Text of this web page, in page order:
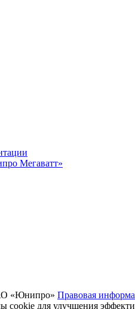
Мегаватт»
«Юнипро» Правовая
cookie для улучшения